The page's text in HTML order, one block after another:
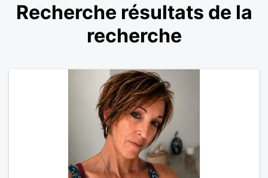
Recherche résultats de la
recherche